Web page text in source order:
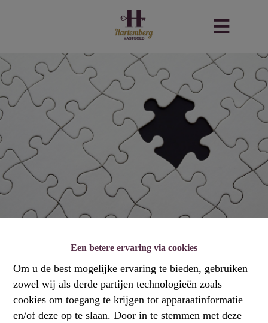
Een betere ervaring via cookies
Om u de best mogelijke ervaring te bieden, gebruiken
zowel wij als derde partijen technologieën zoals
cookies om toegang te krijgen tot apparaatinformatie
en/of deze op te slaan. Door in te stemmen met deze
Oeps, deze pagina bestaat niet
meer